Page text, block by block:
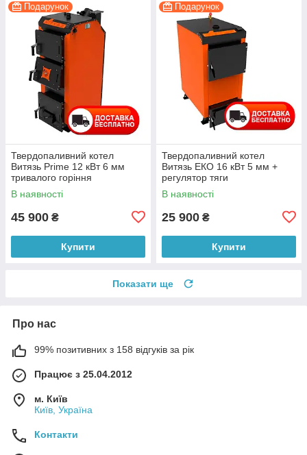
Подарунок
Твердопаливний котел
Витязь Prime 12 кВт 6 мм
тривалого горіння
В наявності
45 900 ₴
Купити
Подарунок
Твердопаливний котел
Витязь ЕКО 16 кВт 5 мм +
регулятор тяги
В наявності
25 900 ₴
Купити
Показати ще
Про нас
99% позитивних з 158 відгуків за рік
Працює з 25.04.2012
м. Київ
Київ, Україна
Контакти